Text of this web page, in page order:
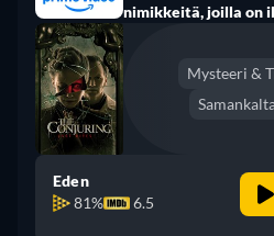
nimikkeitä, joilla on
Mysteeri &
Eden
81%
6.5